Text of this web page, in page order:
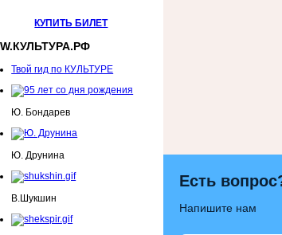
КУПИТЬ БИЛЕТ
Твой гид по КУЛЬТУРЕ
Ю. Бондарев
Ю. Друнина
В.Шукшин
Есть
Напишите нам